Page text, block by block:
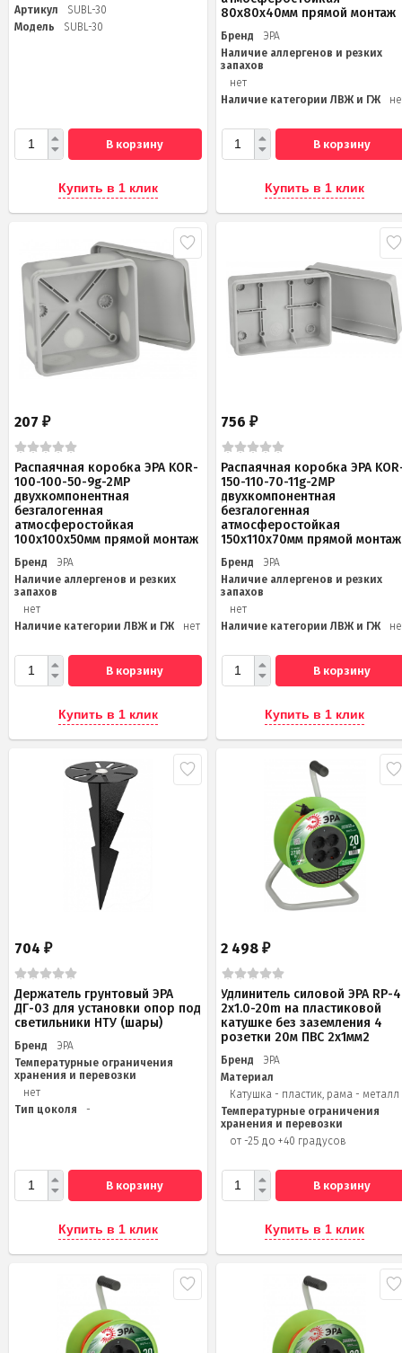
Артикул
SUBL-30
Модель
SUBL-30
В корзину
Купить в 1 клик
80х80х40мм прямой монтаж
Бренд
ЭРА
Наличие аллергенов и резких
запахов
нет
Наличие категории ЛВЖ и ГЖ
В корзину
Купить в 1 клик
207 ₽
Распаячная коробка ЭРА KOR-
100-100-50-9g-2MP
двухкомпонентная
безгалогенная
атмосферостойкая
100х100х50мм прямой монтаж
Бренд
ЭРА
Наличие аллергенов и резких
запахов
нет
Наличие категории ЛВЖ и ГЖ
нет
В корзину
Купить в 1 клик
756₽
Распаячная коробка ЭРА
150-110-70-11g-2MP
двухкомпонентная
безгалогенная
атмосферостойкая
150х110х70мм прямой монтаж
Бренд
ЭРА
Наличие аллергенов и резких
запахов
нет
Наличие категории ЛВЖ и ГЖ
В корзину
Купить в 1 клик
704 ₽
Держатель грунтовый ЭРА
ДГ-03 для установки опор под
светильники НТУ (шары)
Бренд
ЭРА
Температурные ограничения
хранения и перевозки
нет
Тип цоколя
-
В корзину
Купить в 1 клик
2 498₽
Удлинитель силовой ЭРА RP-
2x1.0-20m на пластиковой
катушке без заземления 4
розетки 20м ПВС 2х1мм2
Бренд
ЭРА
Материал
Катушка - пластик, рама - металл
Температурные ограничения
хранения и перевозки
от -25 до +40 градусов
В корзину
Купить в 1 клик